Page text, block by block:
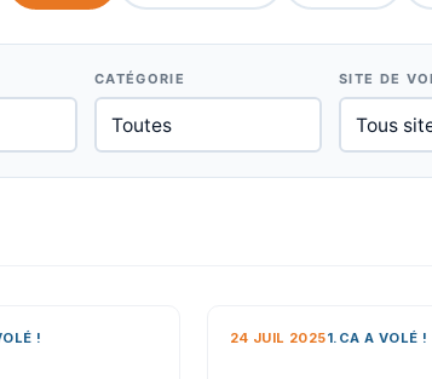
CATÉGORIE SITE DE
! 24 JUIL 20251.CA A VOLÉ !